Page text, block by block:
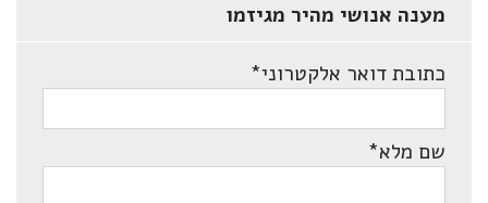
מענה אנושי מהיר מגיזמו
כתובת דואר אלקטרוני*
שם מלא*